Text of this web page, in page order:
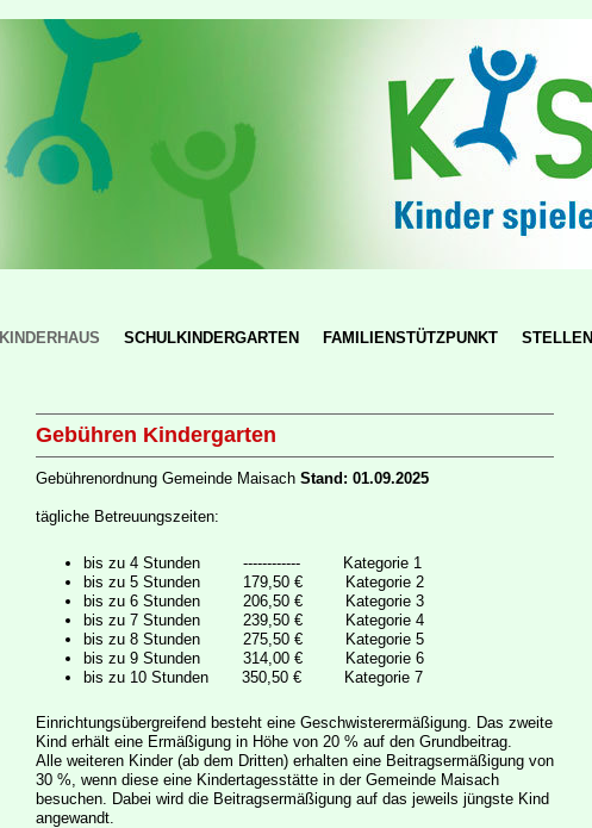
KINDERHAUS SCHULKINDERGARTEN FAMILIENSTÜTZPUNKT STELLEN
Gebühren Kindergarten
Gebührenordnung Gemeinde Maisach Stand: 01.09.2025
tägliche Betreuungszeiten:
bis zu 4 Stunden ------------ Kategorie 1
bis zu 5 Stunden 179,50 € Kategorie 2
bis zu 6 Stunden 206,50 € Kategorie 3
bis zu 7 Stunden 239,50 € Kategorie 4
bis zu 8 Stunden 275,50 € Kategorie 5
bis zu 9 Stunden 314,00 € Kategorie 6
bis zu 10 Stunden 350,50 € Kategorie 7
Einrichtungsübergreifend besteht eine Geschwisterermäßigung. Das zweite
Kind erhält eine Ermäßigung in Höhe von 20 % auf den Grundbeitrag.
Alle weiteren Kinder (ab dem Dritten) erhalten eine Beitragsermäßigung von
30 %, wenn diese eine Kindertagesstätte in der Gemeinde Maisach
besuchen. Dabei wird die Beitragsermäßigung auf das jeweils jüngste Kind
angewandt.